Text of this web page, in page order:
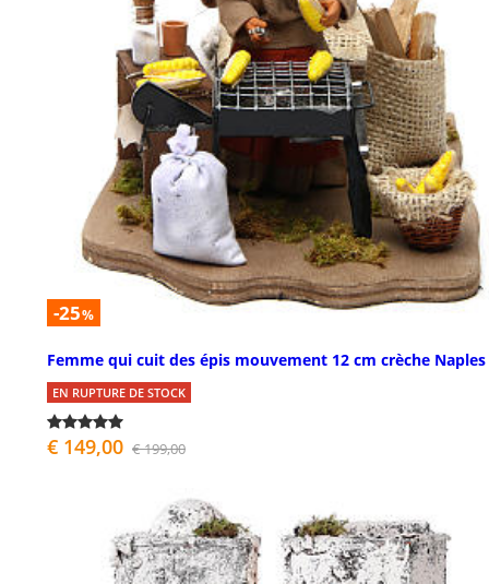
-25%
Femme qui cuit des épis mouvement 12 cm crèche Naples
EN RUPTURE DE STOCK
€ 149,00 € 199,00